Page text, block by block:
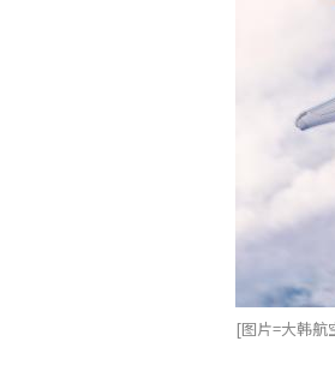
[图片=大韩航